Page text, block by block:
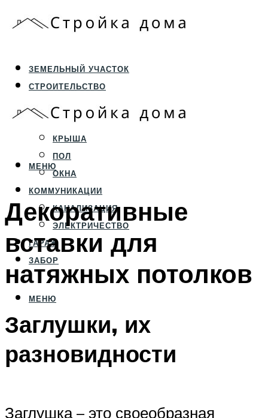
ЗЕМЕЛЬНЫЙ УЧАСТОК
СТРОИТЕЛЬСТВО
ФУНДАМЕНТ И ЦОКОЛЬ
ПЕРЕКРЫТИЯ И СТЕНЫ
КРЫША
ПОЛ
ОКНА
КОММУНИКАЦИИ
КАНАЛИЗАЦИЯ
ЭЛЕКТРИЧЕСТВО
ГАРАЖ
ЗАБОР
МЕНЮ
МЕНЮ
Декоративные
вставки для
натяжных потолков
Заглушки, их
разновидности
Заглушка – это своеобразная